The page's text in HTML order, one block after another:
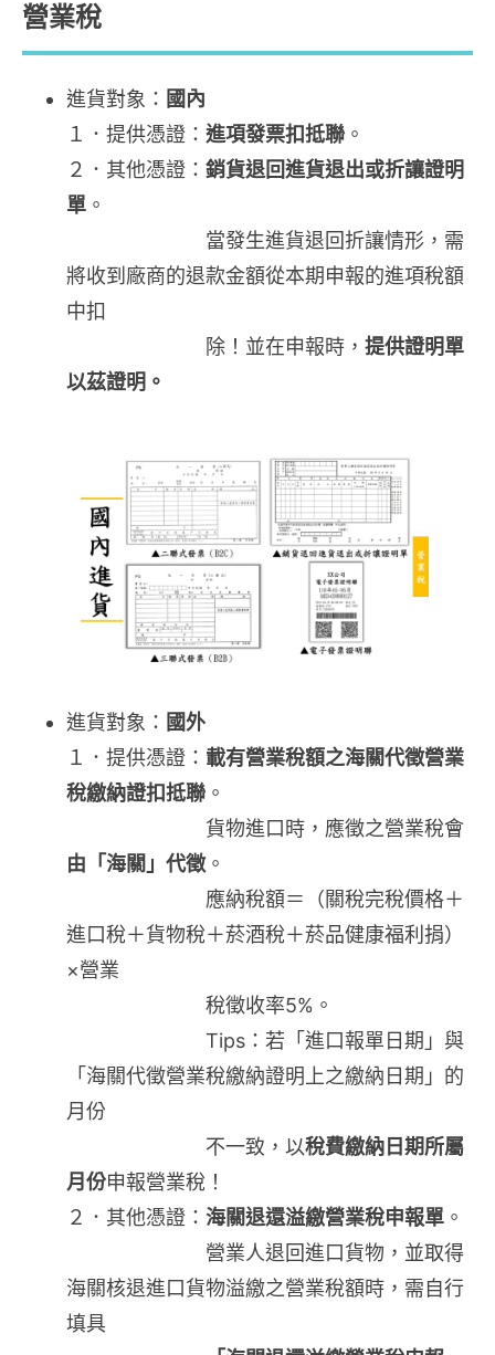
營業稅
進貨對象： 國內
１．提供憑證： 進項發票扣抵聯 。
２．其他憑證： 銷貨退回進貨退出或折讓證明
單 。
當發生進貨退回折讓情形，需
將收到廠商的退款金額從本期申報的進項稅額
中扣
除！並在申報時， 提供證明單
以茲證明。
進貨對象： 國外
１．提供憑證： 載有營業稅額之海關代徵營業
稅繳納證扣抵聯 。
貨物進口時，應徵之營業稅會
由「海關」代徵。
應納稅額＝（關稅完稅價格＋
進口稅＋貨物稅＋菸酒稅＋菸品健康福利捐）
×營業
稅徵收率5%。
Tips：若「進口報單日期」與
「海關代徵營業稅繳納證明上之繳納日期」的
月份
不一致，以稅費繳納日期所屬
月份申報營業稅！
２．其他憑證： 海關退還溢繳營業稅申報單 。
營業人退回進口貨物，並取得
海關核退進口貨物溢繳之營業稅額時，需自行
填具